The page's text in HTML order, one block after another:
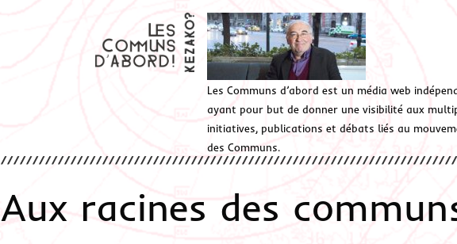
Les Communs d’abord est un média web
ayant pour but de donner une visibilité aux
initiatives, publications et débats liés au
des Communs.
Aux racines des